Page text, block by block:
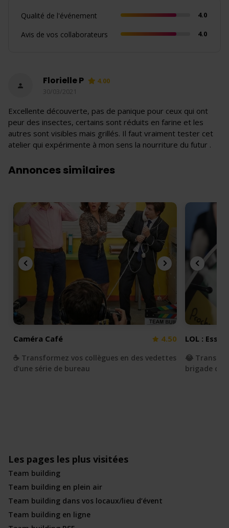
Qualité de l'événement 4.0
Avis de vos collaborateurs 4.0
Florielle P
4.00
30/03/2021
Excellente découverte, pas de panique pour ceux qui ont
peur des insectes, certains sont réduits en farine et les
autres sont visibles mais grillés. Il faut vraiment tester cet
atelier qui expérimente à mon sens la nourriture du futur .
Annonces similaires
Caméra Café 4.50
☕️ Transformez vos collègues en des vedettes
d’une série de bureau
LOL :
😂
brigade du
Les pages les plus visitées
Team building
Team building en plein air
Team building dans vos locaux/lieu d’évent
Team building en ligne